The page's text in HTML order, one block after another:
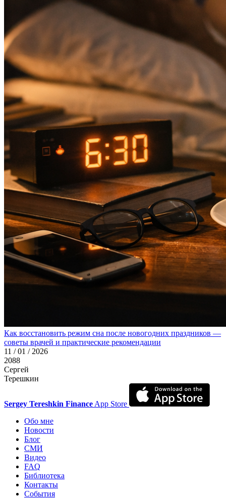
Как восстановить режим сна после новогодних праздников —
советы врачей и практические рекомендации
11 / 01 / 2026
2088
Сергей
Терешкин
Sergey Tereshkin Finance App Store
Обо мне
Новости
Блог
СМИ
Видео
FAQ
Библиотека
Контакты
События